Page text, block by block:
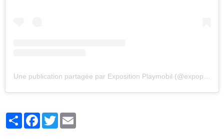
PartagerFacebook
Twitter